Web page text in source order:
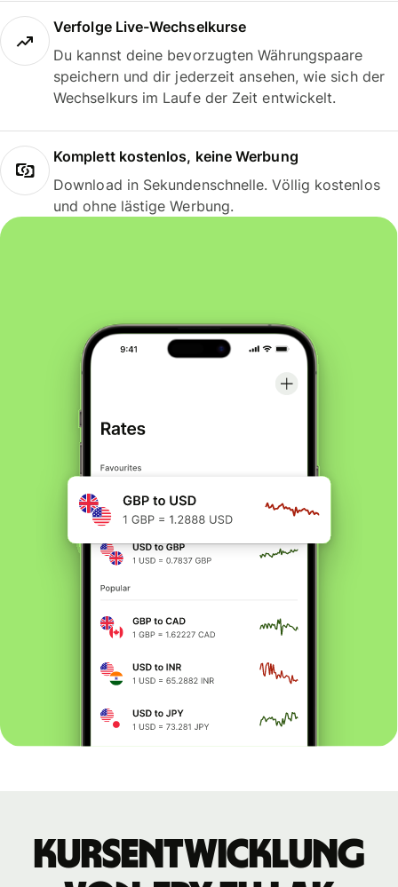
Verfolge Live-Wechselkurse
Du kannst deine bevorzugten Währungspaare
speichern und dir jederzeit ansehen, wie sich der
Wechselkurs im Laufe der Zeit entwickelt.
Komplett kostenlos, keine Werbung
Download in Sekundenschnelle. Völlig kostenlos
und ohne lästige Werbung.
Kursentwicklung